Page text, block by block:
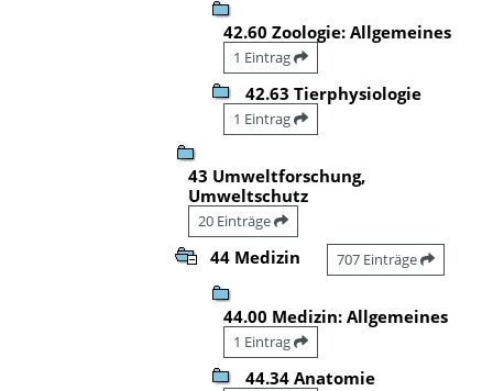
42.60 Zoologie: Allgemeines
1 Eintrag
42.63 Tierphysiologie
1 Eintrag
43 Umweltforschung,
Umweltschutz
20 Einträge
44 Medizin 707 Einträge
44.00 Medizin: Allgemeines
1 Eintrag
44.34 Anatomie